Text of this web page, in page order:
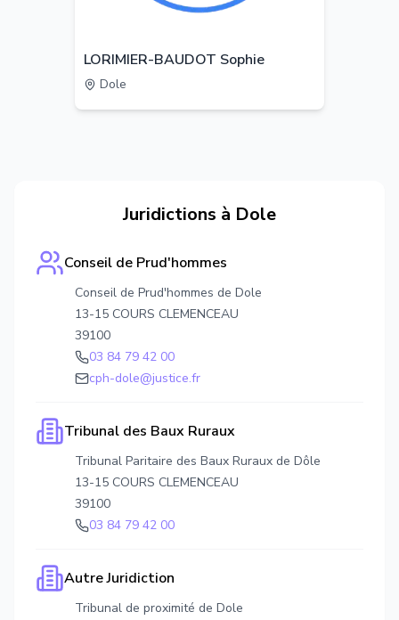
LORIMIER-BAUDOT Sophie
Dole
Juridictions à Dole
Conseil de Prud'hommes
Conseil de Prud'hommes de Dole
13-15 COURS CLEMENCEAU
39100
03 84 79 42 00
cph-dole@justice.fr
Tribunal des Baux Ruraux
Tribunal Paritaire des Baux Ruraux de Dôle
13-15 COURS CLEMENCEAU
39100
03 84 79 42 00
Autre Juridiction
Tribunal de proximité de Dole